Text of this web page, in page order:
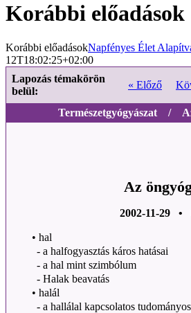
Korábbi előadások
Korábbi előadásokNapfényes Élet
12T18:02:25+02:00
Lapozás témakörön
belül:
« Előző
Természetgyógyászat / Az
Az
2002-11-29 •
• hal
- a halfogyasztás káros hatásai
- a hal mint szimbólum
- Halak beavatás
• halál
- a hallálal kapcsolatos